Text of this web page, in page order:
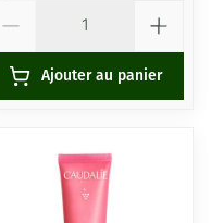
Ajouter au panier